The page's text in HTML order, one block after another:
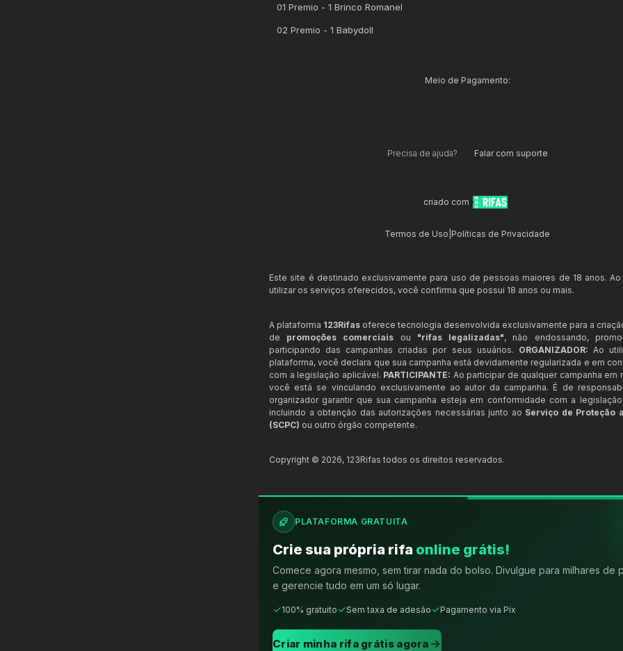
01 Premio - 1 Brinco Romanel
02 Premio - 1 Babydoll
Meio de Pagamento:
Precisa de ajuda? Falar com suporte
criado com
Termos de Uso Políticas de Privacidade
Este site é destinado exclusivamente para uso de pessoas maiores de 18 anos.
utilizar os serviços oferecidos, você confirma que possui 18 anos ou mais.
A plataforma 123Rifas oferece tecnologia desenvolvida exclusivamente para a
de promoções comerciais ou "rifas legalizadas", não endossando,
participando das campanhas criadas por seus usuários. ORGANIZADOR: Ao
plataforma, você declara que sua campanha está devidamente regularizada e em
com a legislação aplicável. PARTICIPANTE: Ao participar de qualquer campanha em
você está se vinculando exclusivamente ao autor da campanha. É de
organizador garantir que sua campanha esteja em conformidade com a
incluindo a obtenção das autorizações necessárias junto ao Serviço de Proteção
(SCPC) ou outro órgão competente.
Copyright © 2026, 123Rifas todos os direitos reservados.
PLATAFORMA GRATUITA
Crie sua própria rifa online grátis!
Comece agora mesmo, sem tirar nada do bolso. Divulgue para milhares de
e gerencie tudo em um só lugar.
100% gratuito Sem taxa de adesão Pagamento via Pix
Criar minha rifa grátis agora